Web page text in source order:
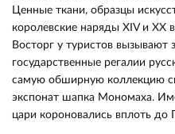
Ценные ткани, образцы
королевские наряды XIV и XX
Восторг у туристов вызывают
государственные регалии
самую обширную коллекцию
экспонат шапка Мономаха.
цари короновались вплоть до